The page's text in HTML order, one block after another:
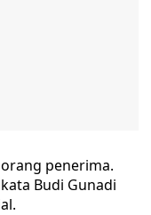
penerima.
Budi Gunadi